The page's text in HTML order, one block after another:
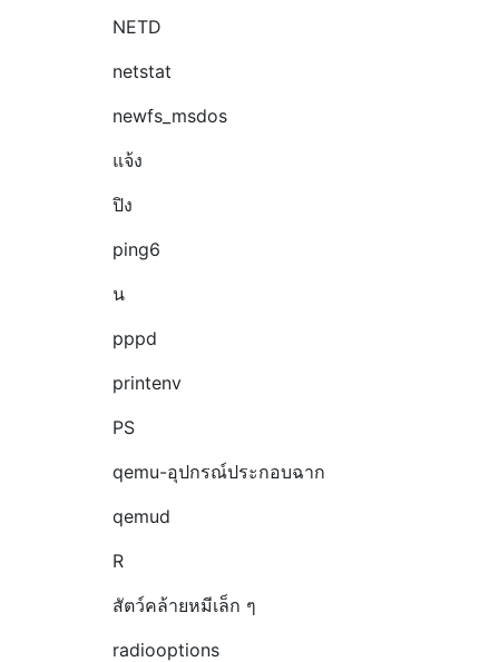
NETD
netstat
newfs_msdos
แจ้ง
ปิง
ping6
น
pppd
printenv
PS
qemu-อุปกรณ์ประกอบฉาก
qemud
R
สัตว์คล้ายหมีเล็ก ๆ
radiooptions